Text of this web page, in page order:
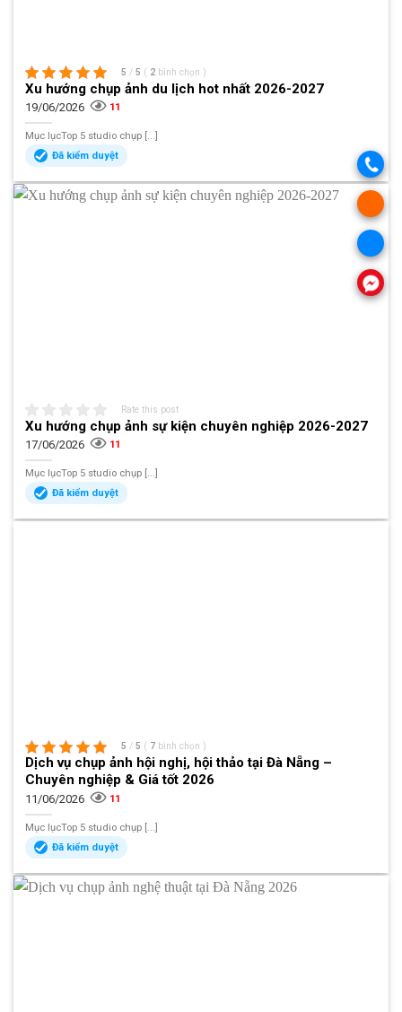
5 / 5 ( 2 bình chọn )
Xu hướng chụp ảnh du lịch hot nhất 2026-2027
19/06/2026 11
Mục lụcTop 5 studio chụp [...]
Đã kiểm duyệt
Rate this post
Xu hướng chụp ảnh sự kiện chuyên nghiệp 2026-2027
17/06/2026 11
Mục lụcTop 5 studio chụp [...]
Đã kiểm duyệt
5 / 5 ( 7 bình chọn )
Dịch vụ chụp ảnh hội nghị, hội thảo tại Đà Nẵng –
Chuyên nghiệp & Giá tốt 2026
11/06/2026 11
Mục lụcTop 5 studio chụp [...]
Đã kiểm duyệt